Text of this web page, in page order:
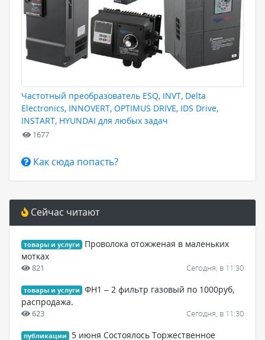
Частотный преобразователь ESQ, INVT, Delta
Electronics, INNOVERT, OPTIMUS DRIVE, IDS Drive,
INSTART, HYUNDAI для любых задач
1677
Как сюда попасть?
Сейчас читают
товары и услуги
Проволока отожженая в маленьких
мотках
821 Сегодня, в 11:30
товары и услуги
ФН1 – 2 фильтр газовый по 1000руб,
распродажа.
623 Сегодня, в 11:30
публикации
5 июня Состоялось Торжественное